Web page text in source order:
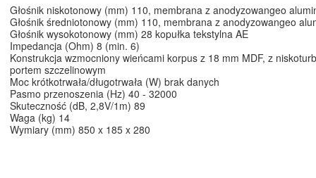
Głośnik niskotonowy (mm) 110, membrana z anodyzowangeo
Głośnik średniotonowy (mm) 110, membrana z anodyzowangeo
Głośnik wysokotonowy (mm) 28 kopułka tekstylna AE
Impedancja (Ohm) 8 (min. 6)
Konstrukcja wzmocniony wieńcami korpus z 18 mm MDF, z
portem szczelinowym
Moc krótkotrwała/długotrwała (W) brak danych
Pasmo przenoszenia (Hz) 40 - 32000
Skuteczność (dB, 2,8V/1m) 89
Waga (kg) 14
Wymiary (mm) 850 x 185 x 280